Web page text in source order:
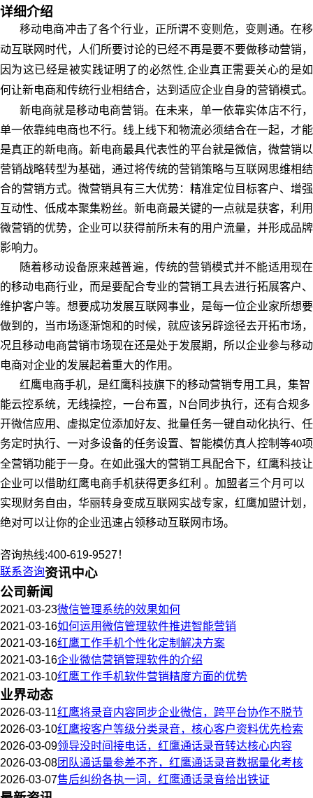
详细介绍
移动电商冲击了各个行业，正所谓不变则危，变则通。在移
动互联网时代，人们所要讨论的已经不再是要不要做移动营销，
因为这已经是被实践证明了的必然性,企业真正需要关心的是如
何让新电商和传统行业相结合，达到适应企业自身的营销模式。
新电商就是移动电商营销。在未来，单一依靠实体店不行，
单一依靠纯电商也不行。线上线下和物流必须结合在一起，才能
是真正的新电商。新电商最具代表性的平台就是微信，微营销以
营销战略转型为基础，通过将传统的营销策略与互联网思维相结
合的营销方式。微营销具有三大优势：精准定位目标客户、增强
互动性、低成本聚集粉丝。新电商最关键的一点就是获客，利用
微营销的优势，企业可以获得前所未有的用户流量，并形成品牌
影响力。
随着移动设备原来越普遍，传统的营销模式并不能适用现在
的移动电商行业，而是要配合专业的营销工具去进行拓展客户、
维护客户等。想要成功发展互联网事业，是每一位企业家所想要
做到的，当市场逐渐饱和的时候，就应该另辟途径去开拓市场，
况且移动电商营销市场现在还是处于发展期，所以企业参与移动
电商对企业的发展起着重大的作用。
红鹰电商手机，是红鹰科技旗下的移动营销专用工具，集智
能云控系统，无线操控，一台布置，N台同步执行，还有合规多
开微信应用、虚拟定位添加好友、批量任务一键自动化执行、任
务定时执行、一对多设备的任务设置、智能模仿真人控制等40项
全营销功能于一身。在如此强大的营销工具配合下，红鹰科技让
企业可以借助红鹰电商手机获得更多红利 。加盟者三个月可以
实现财务自由，华丽转身变成互联网实战专家，红鹰加盟计划，
绝对可以让你的企业迅速占领移动互联网市场。
咨询热线:400-619-9527！
联系咨询资讯中心
公司新闻
2021-03-23微信管理系统的效果如何
2021-03-16如何运用微信管理软件推进智能营销
2021-03-16红鹰工作手机个性化定制解决方案
2021-03-16企业微信营销管理软件的介绍
2021-03-10红鹰工作手机软件营销精度方面的优势
业界动态
2026-03-11红鹰将录音内容同步企业微信，跨平台协作不脱节
2026-03-10红鹰按客户等级分类录音，核心客户资料优先检索
2026-03-09领导没时间接电话，红鹰通话录音转达核心内容
2026-03-08团队通话量参差不齐，红鹰通话录音数据量化考核
2026-03-07售后纠纷各执一词，红鹰通话录音给出铁证